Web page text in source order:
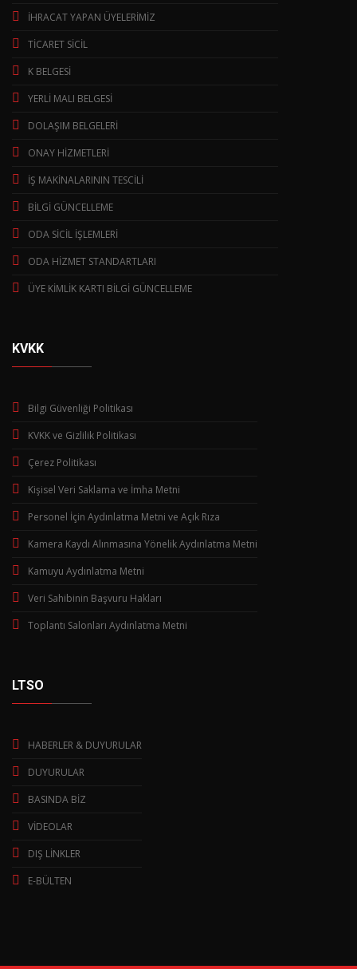
İHRACAT YAPAN ÜYELERİMİZ
TİCARET SİCİL
K BELGESİ
YERLİ MALI BELGESİ
DOLAŞIM BELGELERİ
ONAY HİZMETLERİ
İŞ MAKİNALARININ TESCİLİ
BİLGİ GÜNCELLEME
ODA SİCİL İŞLEMLERİ
ODA HİZMET STANDARTLARI
ÜYE KİMLİK KARTI BİLGİ GÜNCELLEME
KVKK
Bilgi Güvenliği Politikası
KVKK ve Gizlilik Politikası
Çerez Politikası
Kişisel Veri Saklama ve İmha Metni
Personel İçin Aydınlatma Metni ve Açık Rıza
Kamera Kaydı Alınmasına Yönelik Aydınlatma Metni
Kamuyu Aydınlatma Metni
Veri Sahibinin Başvuru Hakları
Toplantı Salonları Aydınlatma Metni
LTSO
HABERLER & DUYURULAR
DUYURULAR
BASINDA BİZ
VİDEOLAR
DIŞ LİNKLER
E-BÜLTEN